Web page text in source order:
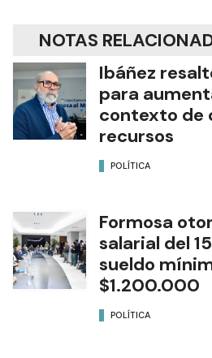
NOTAS
Ibáñez
para
contexto de
recursos
POLÍTICA
Formosa
salarial del
sueldo
$1.200.000
POLÍTICA